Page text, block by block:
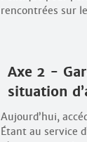
rencontrées sur
Axe 2 -
situation
Aujourd’hui,
Étant au service